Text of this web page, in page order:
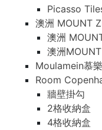
Picasso
澳洲 MOUNT
澳洲
澳洲
Moulamein慕
Room
牆壁掛勾
2格收納盒
4格收納盒